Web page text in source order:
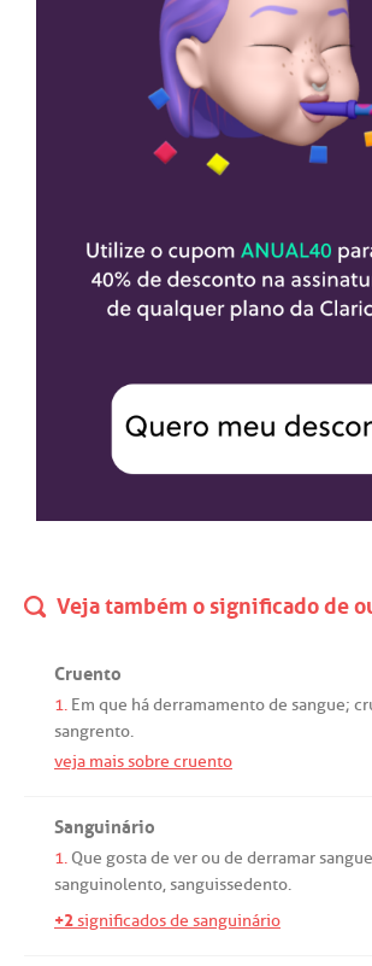
Veja também o significado de
Cruento
1. Em que háderramamentode sangue;
sangrento.
veja mais sobre cruento
Sanguinário
1. Que gostade verou de derramarsangue
sanguinolento,sanguissedento.
+2significados de sanguinário